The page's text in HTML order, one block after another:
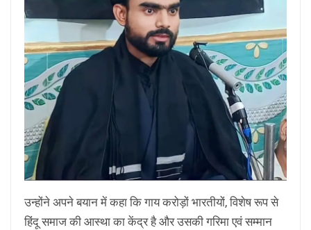
उन्होंने अपने बयान में कहा कि गाय करोड़ों भारतीयों, विशेष रूप से
हिंदू समाज की आस्था का केंद्र है और उसकी गरिमा एवं सम्मान